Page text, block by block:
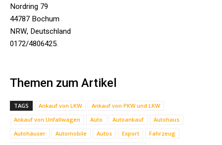
Nordring 79
44787 Bochum
NRW, Deutschland
0172/4806425.
Themen zum Artikel
TAGS Ankauf von LKW
Ankauf von PKW und LKW
Ankauf von Unfallwagen
Auto Autoankauf
Autohaus
Autohäuser
Automobile Autos Export
Fahrzeug